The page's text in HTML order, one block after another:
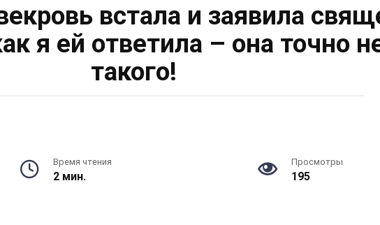
встала и заявила
я ей ответила – она точно
такого!
Время чтения
2 мин.
Просмотры
195